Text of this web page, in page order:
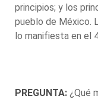
principios; y los
pueblo de México.
lo manifiesta en el
PREGUNTA: ¿Qué